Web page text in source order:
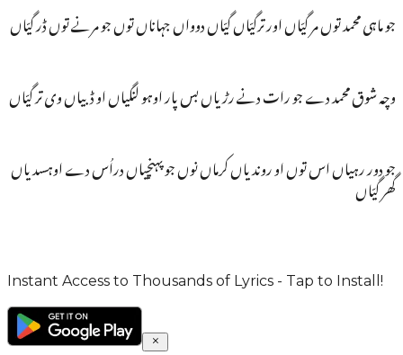
جو ماہی محمد توں مر گیّاں اور ترگیّاں گیّاں دوواں جہاناں توں جو مرنے توں ڈر گیّاں
وچہ شوق محمد دے جو رات دنے رڑیاں بس پار اوہو لنگیاں او ڈبیاں وی تر گیّاں
جو دور رہیاں اس توں او روندیاں کرماں نوں جو پہنچیاں دراُس دے اوہسدیاں
گھر گیّاں
Instant Access to Thousands of Lyrics - Tap to Install!